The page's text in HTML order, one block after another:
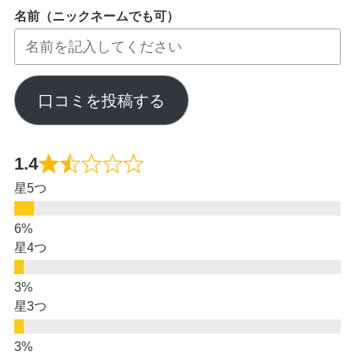
名前（ニックネームでも可）
口コミを投稿する
1.4
星5つ
星4つ
星3つ